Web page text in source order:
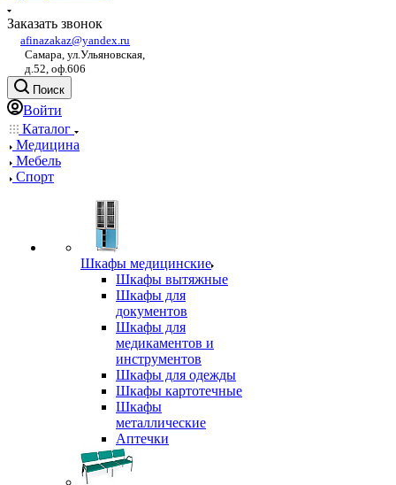
Заказать звонок
afinazakaz@yandex.ru
Самара, ул.Ульяновская,
д.52, оф.606
Поиск
Войти
Каталог
Медицина
Мебель
Спорт
Шкафы медицинские
Шкафы вытяжные
Шкафы для
документов
Шкафы для
медикаментов и
инструментов
Шкафы для одежды
Шкафы картотечные
Шкафы
металлические
Аптечки